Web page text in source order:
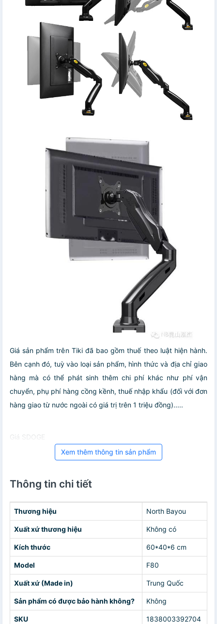
Giá sản phẩm trên Tiki đã bao gồm thuế theo luật hiện hành.
Bên cạnh đó, tuỳ vào loại sản phẩm, hình thức và địa chỉ giao
hàng mà có thể phát sinh thêm chi phí khác như phí vận
chuyển, phụ phí hàng cồng kềnh, thuế nhập khẩu (đối với đơn
hàng giao từ nước ngoài có giá trị trên 1 triệu đồng).....
Giá SDOGE
Xem thêm thông tin sản phẩm
Thông tin chi tiết
Thương hiệu North Bayou
Xuất xứ thương hiệu Không có
Kích thước 60*40*6 cm
Model F80
Xuất xứ (Made in) Trung Quốc
Sản phẩm có được bảo hành không? Không
SKU 1838003392704